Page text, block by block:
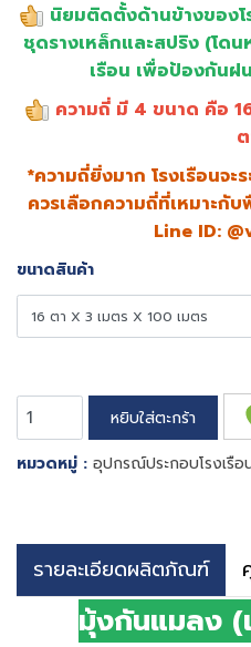
นิยมติดตั้งด้านข้างของโ
ชุดรางเหล็กและสปริง (โด
เรือน เพื่อป้องกันฝ
ความถี่ มี 4 ขนาด คือ
*ความถี่ยิ่งมาก โรงเรือนจ
ควรเลือกความถี่ที่เหมาะกั
Line ID:
ขนาดสินค้า
หยิบใส่ตะกร้า
หมวดหมู่ : อุปกรณ์ประกอบโรงเรือ
รายละเอียดผลิตภัณฑ์
มุ้งกันแมลง (